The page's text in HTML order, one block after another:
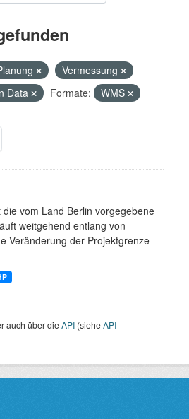
Vermessung
Data Formate:
WMS
vom Land Berlin vorgegebene
weitgehend entlang von
Veränderung der Projektgrenze
auch über dieAPI (sieheAPI-